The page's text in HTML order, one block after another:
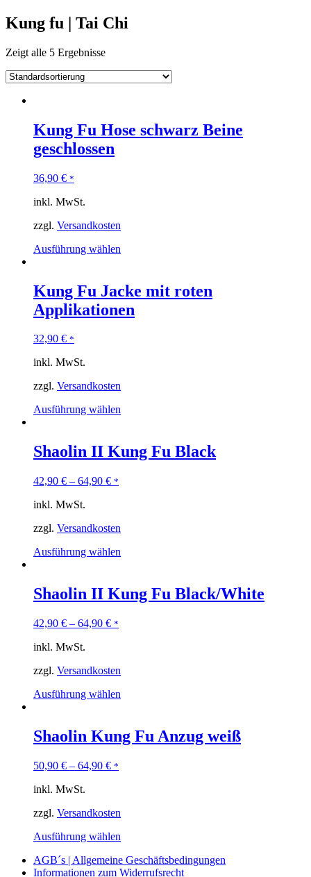
Kung fu | Tai Chi
Zeigt alle 5 Ergebnisse
Kung Fu Hose schwarz Beine
geschlossen
36,90 € *
inkl. MwSt.
zzgl. Versandkosten
Ausführung wählen
Kung Fu Jacke mit roten
Applikationen
32,90 € *
inkl. MwSt.
zzgl. Versandkosten
Ausführung wählen
Shaolin II Kung Fu Black
42,90 € – 64,90 € *
inkl. MwSt.
zzgl. Versandkosten
Ausführung wählen
Shaolin II Kung Fu Black/White
42,90 € – 64,90 € *
inkl. MwSt.
zzgl. Versandkosten
Ausführung wählen
Shaolin Kung Fu Anzug weiß
50,90 € – 64,90 € *
inkl. MwSt.
zzgl. Versandkosten
Ausführung wählen
AGB´s | Allgemeine Geschäftsbedingungen
Informationen zum Widerrufsrecht